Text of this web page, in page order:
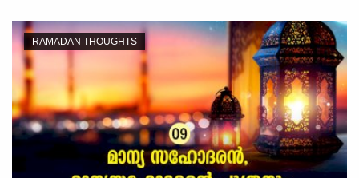
RAMADAN THOUGHTS